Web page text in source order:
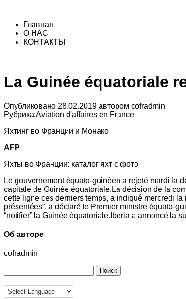
Главная
О НАС
КОНТАКТЫ
La Guinée équatoriale
Опубликовано 28.02.2019 автором cofradmin
Рубрика:Aviation d'affaires en France
Яхтинг во Франции и Монако
AFP
Яхты во Франции: каталог яхт с фото
Le gouvernement équato-guinéen a rejeté mardi la
capitale de Guinée équatoriale.La décision de la
cette ligne ces derniers temps, a indiqué mercredi la
présentées”, a déclaré le Premier ministre équato-
“notifier” la Guinée équatoriale.Iberia a annoncé la
Об авторе
cofradmin